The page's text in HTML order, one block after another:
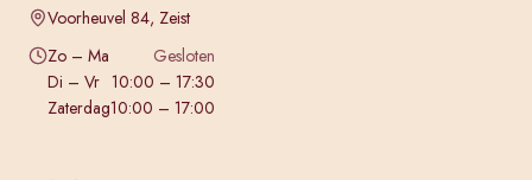
Voorheuvel 84, Zeist
Zo – Ma
Gesloten
Di – Vr 10:00 – 17:30
Zaterdag10:00 – 17:00